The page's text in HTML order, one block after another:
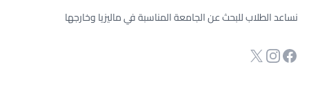
نساعد الطلاب للبحث عن الجامعة المناسبة في ماليزيا وخارجها
صفحة الفيسبوك
انستجرام
Twitter